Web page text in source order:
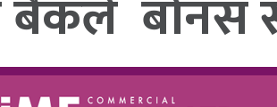
बैंकले बोनस